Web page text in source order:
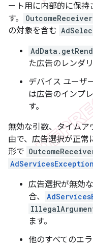
ート用に内部的に保持
す。
の対象を含む
た広告のレンダ
デバイス ユーザ
は広告のインプ
す。
無効な引数、タイムア
由で、広告選択が正常
形で
AdServicesException
広告選択が無効
合、
ます。
他のすべてのエ